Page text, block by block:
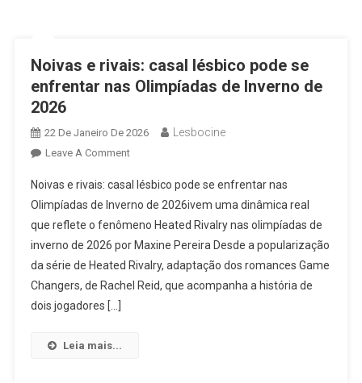
Noivas e rivais: casal lésbico pode se
enfrentar nas Olimpíadas de Inverno de
2026
22 De Janeiro De 2026 Lesbocine
Leave A CommentOn
E
Rivais:
Casal
Lésbico
Pode
Se
Noivas e rivais: casal lésbico pode se enfrentar nas
Olimpíadas de Inverno de 2026ivem uma dinâmica real
que reflete o fenômeno Heated Rivalry nas olimpíadas de
inverno de 2026 por Maxine Pereira Desde a popularização
da série de Heated Rivalry, adaptação dos romances Game
Changers, de Rachel Reid, que acompanha a história de
dois jogadores […]
Leia mais...